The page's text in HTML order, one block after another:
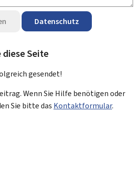
Datenschutz
Seite
gesendet!
Wenn Sie Hilfe benötigen oder
Sie bitte das Kontaktformular.